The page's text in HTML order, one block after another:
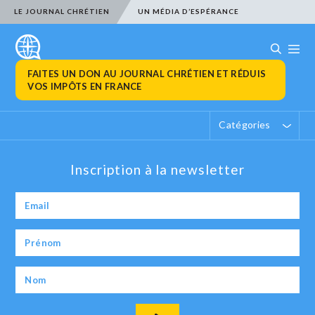
LE JOURNAL CHRÉTIEN UN MÉDIA D’ESPÉRANCE
FAITES UN DON AU JOURNAL CHRÉTIEN ET RÉDUIS
VOS IMPÔTS EN FRANCE
Catégories
Inscription à la newsletter